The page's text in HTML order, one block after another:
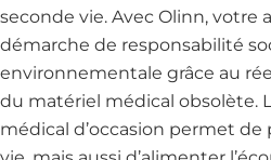
seconde vie. Avec Olinn, votre
démarche de responsabilité
environnementale grâce au
du matériel médical obsolète.
médical d’occasion permet de